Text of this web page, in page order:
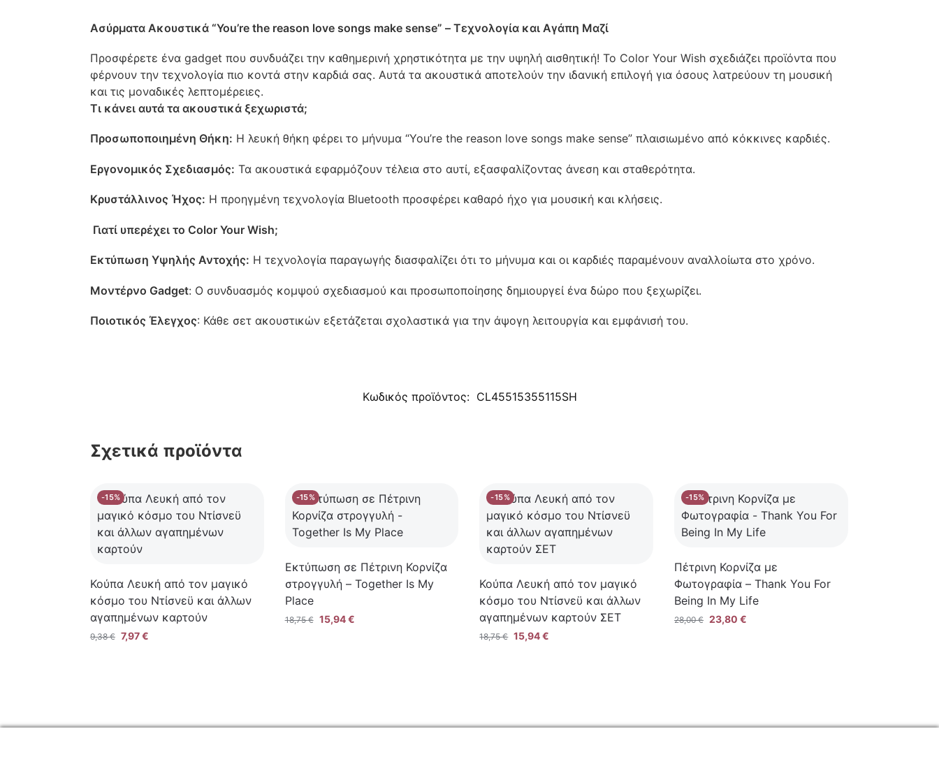
Ασύρματα Ακουστικά “You’re the reason love songs make sense” – Τεχνολογία και Αγάπη Μαζί
Προσφέρετε ένα gadget που συνδυάζει την καθημερινή χρηστικότητα με την υψηλή αισθητική! Το Color Your Wish σχεδιάζει προϊόντα που
φέρνουν την τεχνολογία πιο κοντά στην καρδιά σας. Αυτά τα ακουστικά αποτελούν την ιδανική επιλογή για όσους λατρεύουν τη μουσική
και τις μοναδικές λεπτομέρειες.
Τι κάνει αυτά τα ακουστικά ξεχωριστά;
Προσωποποιημένη Θήκη: Η λευκή θήκη φέρει το μήνυμα “You’re the reason love songs make sense” πλαισιωμένο από κόκκινες καρδιές.
Εργονομικός Σχεδιασμός: Τα ακουστικά εφαρμόζουν τέλεια στο αυτί, εξασφαλίζοντας άνεση και σταθερότητα.
Κρυστάλλινος Ήχος: Η προηγμένη τεχνολογία Bluetooth προσφέρει καθαρό ήχο για μουσική και κλήσεις.
Γιατί υπερέχει το Color Your Wish;
Εκτύπωση Υψηλής Αντοχής: Η τεχνολογία παραγωγής διασφαλίζει ότι το μήνυμα και οι καρδιές παραμένουν αναλλοίωτα στο χρόνο.
Μοντέρνο Gadget: Ο συνδυασμός κομψού σχεδιασμού και προσωποποίησης δημιουργεί ένα δώρο που ξεχωρίζει.
Ποιοτικός Έλεγχος: Κάθε σετ ακουστικών εξετάζεται σχολαστικά για την άψογη λειτουργία και εμφάνισή του.
Κωδικός προϊόντος: CL45515355115SH
Σχετικά προϊόντα
-15%
Κούπα Λευκή από τον μαγικό
κόσμο του Ντίσνεϋ και άλλων
αγαπημένων καρτούν
9,38€ 7,97€
-15%
Εκτύπωση σε Πέτρινη Κορνίζα
στρογγυλή – Together Is My
Place
18,75€ 15,94€
-15%
Κούπα Λευκή από τον μαγικό
κόσμο του Ντίσνεϋ και άλλων
αγαπημένων καρτούν ΣΕΤ
18,75€ 15,94€
-15%
Πέτρινη Κορνίζα με
Φωτογραφία – Thank You For
Being In My Life
28,00€ 23,80€